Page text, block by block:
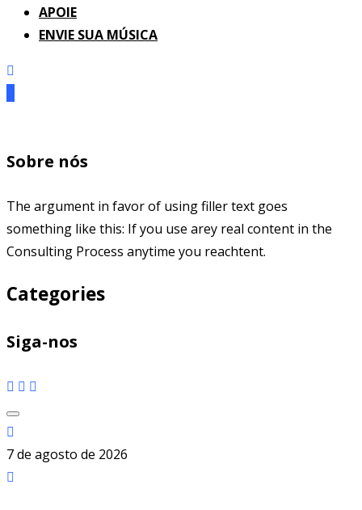
APOIE
ENVIE SUA MÚSICA
Sobre nós
The argument in favor of using filler text goes
something like this: If you use arey real content in the
Consulting Process anytime you reachtent.
Categories
Siga-nos
7 de agosto de 2026